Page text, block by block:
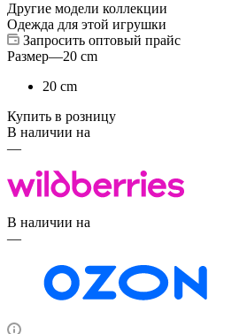
Другие модели коллекции
Одежда для этой игрушки
Запросить оптовый прайс
Размер—20 cm
20 cm
Купить в розницу
В наличии на
—
В наличии на
—